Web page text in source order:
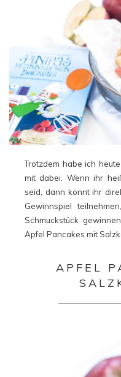
Trotzdem habe ich
mit dabei. Wenn ihr
seid, dann könnt ihr
Gewinnspiel
Schmuckstück
Apfel Pancakes mit
APFEL